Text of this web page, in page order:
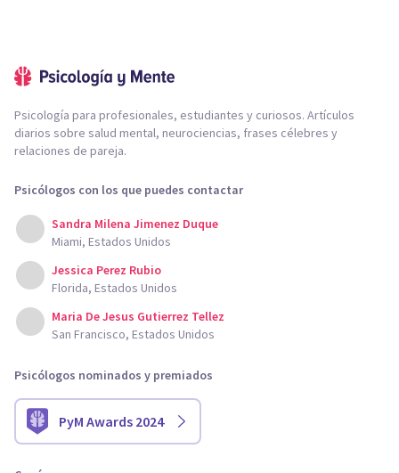
Psicología para profesionales, estudiantes y curiosos. Artículos
diarios sobre salud mental, neurociencias, frases célebres y
relaciones de pareja.
Psicólogos con los que puedes contactar
Sandra Milena Jimenez Duque
Miami, Estados Unidos
Jessica Perez Rubio
Florida, Estados Unidos
Maria De Jesus Gutierrez Tellez
San Francisco, Estados Unidos
Psicólogos nominados y premiados
PyM Awards 2024